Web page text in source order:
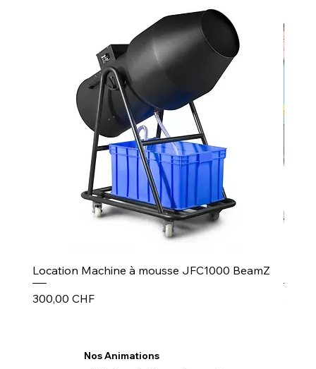
Location Machine à mousse JFC1000 BeamZ
Prix
300,00 CHF
Prix
30,00
Nos Animations